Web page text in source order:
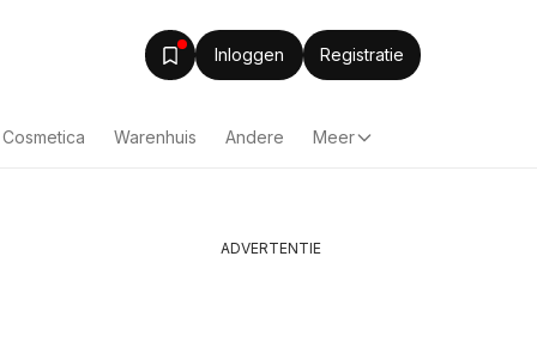
Inloggen Registratie
Warenhuis Andere Meer
ADVERTENTIE